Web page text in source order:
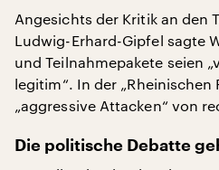
Angesichts der Kritik an den
Ludwig-Erhard-Gipfel sagte
und Teilnahmepakete seien
legitim“. In der „Rheinischen
„aggressive Attacken“ von
Die politische Debatte